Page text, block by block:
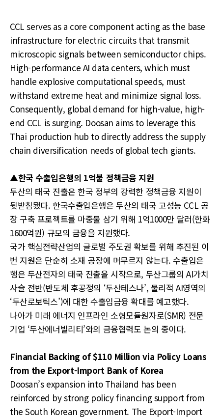
CCL serves as a core component acting as the base
infrastructure for electric circuits that transmit
microscopic signals between semiconductor chips.
High-performance AI data centers, which must
handle explosive computational speeds, must
withstand extreme heat and minimize signal loss.
Consequently, global demand for high-value, high-
end CCL is surging. Doosan aims to leverage this
Thai production hub to directly address the supply
chain diversification needs of global tech giants.
▲한국 수출입은행의 1억불 정책금융 지원
두산의 태국 진출은 한국 정부의 강력한 정책금융 지원이
뒷받침됐다. 한국수출입은행은 두산의 태국 고성능 CCL 공
장 구축 프로젝트를 마중물 삼기 위해 1억1000만 달러(한화
1600억원) 규모의 금융을 지원했다.
국가 핵심전략산업의 글로벌 주도권 확보를 위해 추진된 이
번 지원은 단순히 소재 공장에 머무르지 않는다. 수출입은
행은 두산전자의 태국 진출을 시작으로, 두산그룹의 AI가치
사슬 전반(반도체 후공정의 ‘두산테스나’, 물리적 AI영역의
‘두산로보틱스’)에 대한 수출입금융 확대를 예고했다.
나아가 미래 에너지 인프라인 소형모듈원자로(SMR) 전문
기업 ‘두산에너빌리티’와의 금융협력도 논의 중이다.
Financial Backing of $110 Million via Policy Loans
from the Export-Import Bank of Korea
Doosan’s expansion into Thailand has been
reinforced by strong policy financing support from
the South Korean government. The Export-Import